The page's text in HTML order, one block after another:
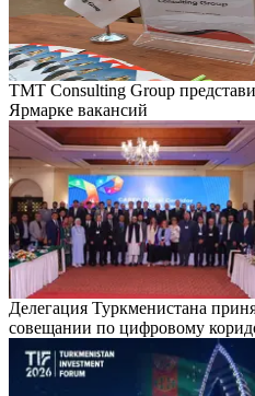
TMT Consulting Group
Ярмарке вакансий
Делегация Туркменистана
совещании по цифровому